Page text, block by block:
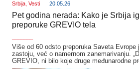
Srbija, Vesti 20.05.26
Pet godina nerada: Kako je Srbija
preporuke GREVIO tela
Više od 60 odsto preporuka Saveta Evrope
zastoju, već o namernom zanemarivanju.
GREVIO, ni bilo koje druge međunarodne